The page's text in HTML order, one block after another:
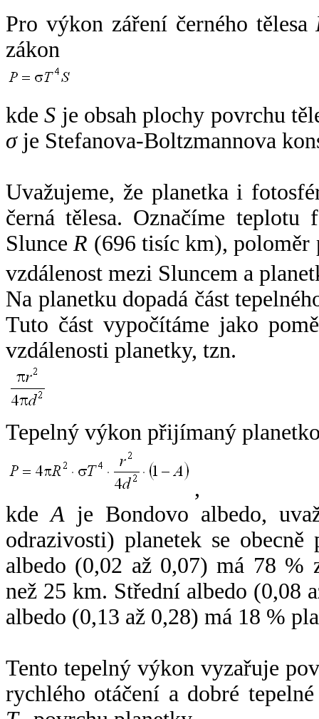
Pro výkon záření černého tělesa
zákon
kdeS je obsah plochy povrchu
σje Stefanova-Boltzmannova
Uvažujeme, že planetka i
černá tělesa. Označíme
SlunceR (696 tisíc km),
vzdálenost mezi Sluncem a
Na planetku dopadá část
Tuto část vypočítáme jako
vzdálenosti planetky, tzn.
Tepelný výkon přijímaný
,
kdeA je Bondovo albedo,
odrazivosti) planetek se
albedo (0,02 až 0,07) má 78 %
než 25 km. Střední albedo (0,08
albedo (0,13 až 0,28) má 18 %
Tento tepelný výkon vyzařuje
rychlého otáčení a dobré